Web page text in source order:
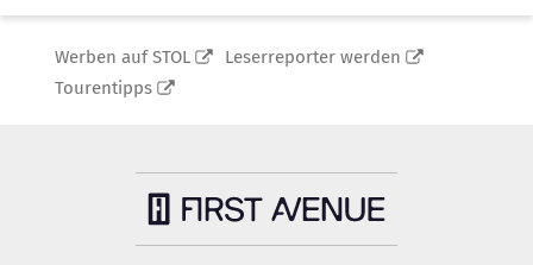
Werben auf STOL
Leserreporter werden
Tourentipps